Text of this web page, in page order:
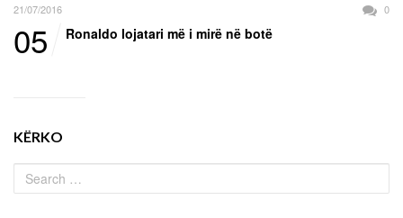
21/07/2016 0
05 Ronaldo lojatari më i mirë në botë
KËRKO